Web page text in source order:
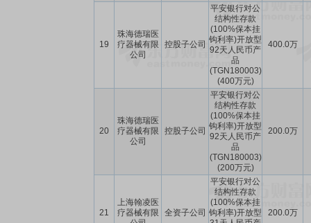
19
珠海德瑞医
疗器械有限
公司
控股子公司
平安银行对公
结构性存款
(100%保本挂
钩利率)开放型
92天人民币产
品
(TGN180003)
(400万元)
400.0万
20
珠海德瑞医
疗器械有限
公司
控股子公司
平安银行对公
结构性存款
(100%保本挂
钩利率)开放型
92天人民币产
品
(TGN180003)
(200万元)
200.0万
21
上海翰凌医
疗器械有限
全资子公司
平安银行对公
结构性存款
(100%保本挂
钩利率)开放型
200.0万